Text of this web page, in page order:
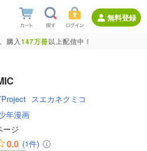
無料登録
購入147万冊以上配信中！
スエカネクミコ
年漫画
ージ
0.0 (1件)